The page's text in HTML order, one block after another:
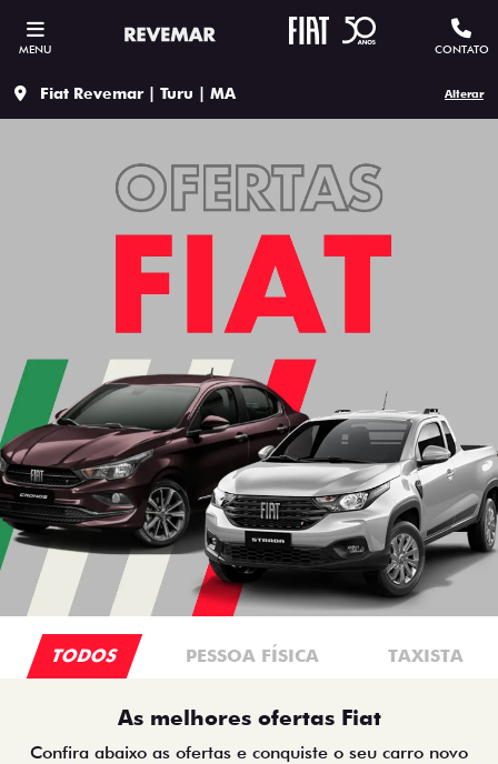
MENU CONTATO
Fiat Revemar | Turu | MA Alterar
TODOS PESSOA FÍSICA TAXISTA
As melhores ofertas Fiat
Confira abaixo as ofertas e conquiste o seu carro novo